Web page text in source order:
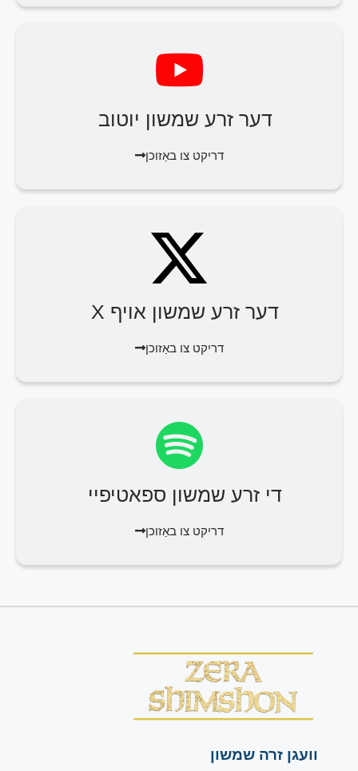
דער זרע שמשון יוטוב
דריקט צו באַזוכן
דער זרע שמשון אויף X
דריקט צו באַזוכן
די זרע שמשון ספאטיפיי
דריקט צו באַזוכן
וועגן זרה שמשון